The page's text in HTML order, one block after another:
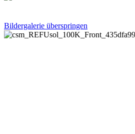
Bildergalerie überspringen